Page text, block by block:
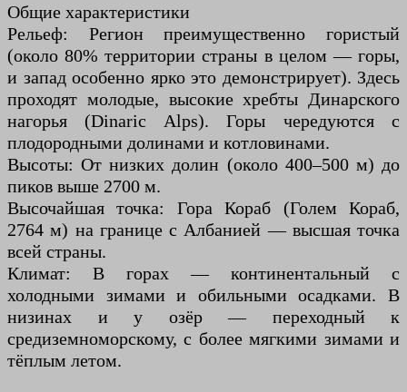
Общие характеристики
Рельеф: Регион преимущественно гористый
(около 80% территории страны в целом — горы,
и запад особенно ярко это демонстрирует). Здесь
проходят молодые, высокие хребты Динарского
нагорья (Dinaric Alps). Горы чередуются с
плодородными долинами и котловинами.
Высоты: От низких долин (около 400–500 м) до
пиков выше 2700 м.
Высочайшая точка: Гора Кораб (Голем Кораб,
2764 м) на границе с Албанией — высшая точка
всей страны.
Климат: В горах — континентальный с
холодными зимами и обильными осадками. В
низинах и у озёр — переходный к
средиземноморскому, с более мягкими зимами и
тёплым летом.